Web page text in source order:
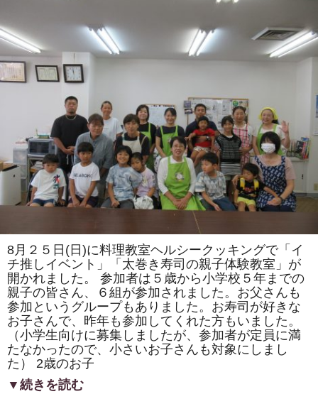
教
室
は
「モ
ミ
ジ」
ま
コ
列
車」
「カ
ム
巻
ま
す。
体
験
教
室
も
あ
り
ま
す。
は
8月２５日(日)に料理教室ヘルシークッキングで「イ
チ推しイベント」「太巻き寿司の親子体験教室」が
開かれました。 参加者は５歳から小学校５年までの
親子の皆さん、６組が参加されました。お父さんも
参加というグループもありました。お寿司が好きな
お子さんで、昨年も参加してくれた方もいました。
（小学生向けに募集しましたが、参加者が定員に満
たなかったので、小さいお子さんも対象にしまし
た） 2歳のお子
▼続きを読む